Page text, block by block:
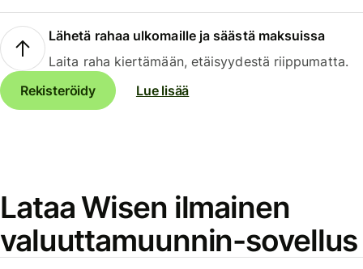
Lähetä rahaa ulkomaille ja säästä maksuissa
Laita raha kiertämään, etäisyydestä riippumatta.
Rekisteröidy
Lue lisää
Lataa Wisen ilmainen
valuuttamuunnin-sovellus